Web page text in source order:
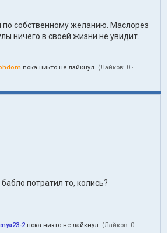
по собственному желанию. Маслорез
ничего в своей жизни не увидит.
пока никто не лайкнул. (Лайков: 0 ·
бабло потратил то, колись?
2 пока никто не лайкнул. (Лайков: 0 ·